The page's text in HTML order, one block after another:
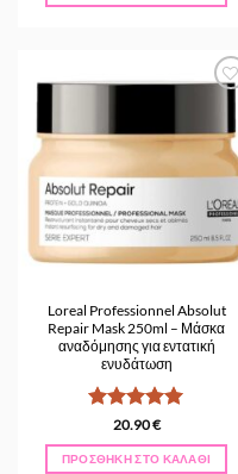
Αγαπημένα
Loreal Professionnel Absolut
Repair Mask 250ml – Μάσκα
αναδόμησης για εντατική
ενυδάτωση
Βαθμολογήθηκε
με5από 5
20.90€
ΠΡΟΣΘΉΚΗ ΣΤΟ ΚΑΛΆΘΙ